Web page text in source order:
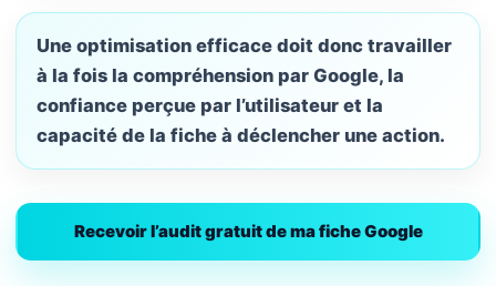
Une optimisation efficace doit donc travailler
à la fois la compréhension par Google, la
confiance perçue par l’utilisateur et la
capacité de la fiche à déclencher une action.
Recevoir l’audit gratuit de ma fiche Google